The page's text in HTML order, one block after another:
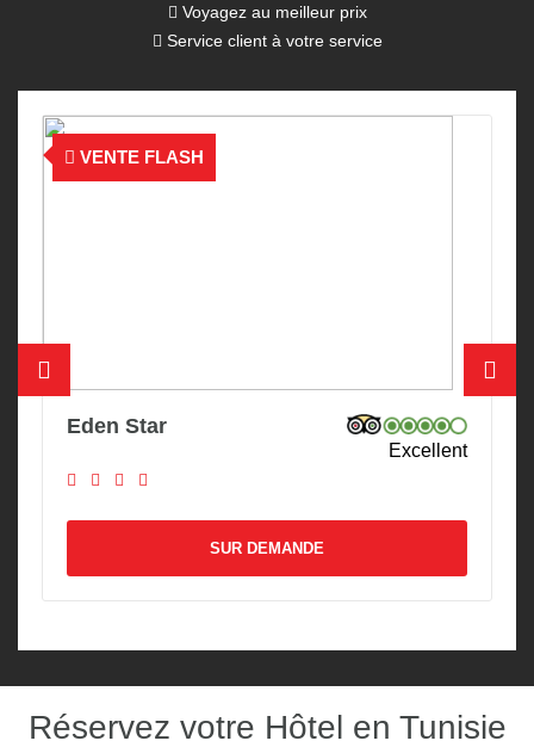
Voyagez au meilleur prix
Service client à votre service
VENTE FLASH
Eden Star
Excellent
SUR DEMANDE
Réservez votre Hôtel en Tunisie